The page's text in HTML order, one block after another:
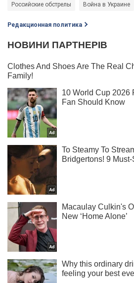
Российские обстрелы Война в Украине
Редакционная политика